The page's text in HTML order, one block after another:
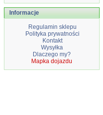
Informacje
Regulamin sklepu
Polityka prywatności
Kontakt
Wysyłka
Dlaczego my?
Mapka dojazdu